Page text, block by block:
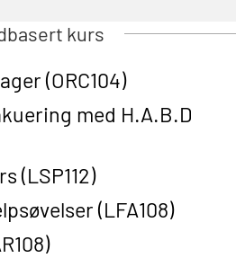
kurs
(ORC104)
med H.A.B.D
(LSP112)
(LFA108)